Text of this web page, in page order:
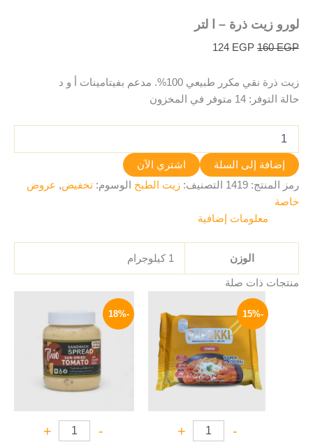
لورو زيت ذرة – ا لتر
160EGP
124 EGP
زيت ذرة نقي مكرر طبيعي 100%. مدعم بفيتامينات أ و د
حالة التوفر: 14 متوفر في المخزون
إضافة إلى السلة
اشتري الآن
رمز المنتج: 1419 التصنيف: زيت الطبخ الوسوم: تخفيض, عروض
خاصة
معلومات إضافية
الوزن 1 كيلوجرام
منتجات ذات صلة
-15%
-
+
هو:
275 EGP.
هو:
234 EGP.
-18%
-
+
60 EGP.
49 EGP.